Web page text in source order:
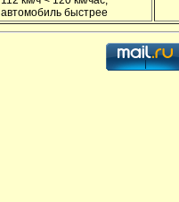
автомобиль быстрее